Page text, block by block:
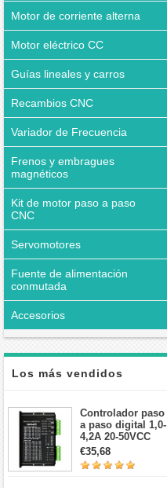
Motor de corriente alterna
Motor eléctrico CC
Guías lineales y carros
Recambios CNC
Variador de Frecuencia
Frenos y embragues
magnéticos
Kit de motor paso a paso
CNC
Servomotores
Fuente de alimentación
conmutada
Accesorios
Los más vendidos
Controlador paso
a paso digital 1,0-
4,2A 20-50VCC
para motor paso a
paso Nema 17, 23,
24
€35,68